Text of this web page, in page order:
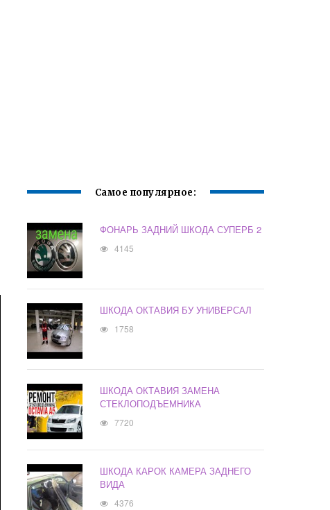
Самое популярное:
ФОНАРЬ ЗАДНИЙ ШКОДА СУПЕРБ 2
4145
ШКОДА ОКТАВИЯ БУ УНИВЕРСАЛ
1758
ШКОДА ОКТАВИЯ ЗАМЕНА
СТЕКЛОПОДЪЕМНИКА
7720
ШКОДА КАРОК КАМЕРА ЗАДНЕГО
ВИДА
4376